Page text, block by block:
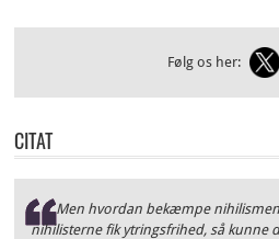
Følg os her:
CITAT
Men hvordan bekæmpe
nihilisterne fik ytringsfrihed, så kunne